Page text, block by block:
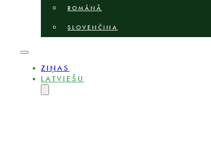
ROMÂNĂ
SLOVENČINA
ZIŅAS
LATVIEŠU